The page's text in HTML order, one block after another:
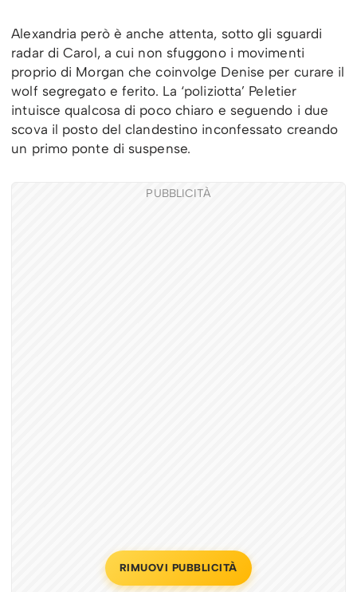
Alexandria però è anche attenta, sotto gli sguardi
radar di Carol, a cui non sfuggono i movimenti
proprio di Morgan che coinvolge Denise per curare il
wolf segregato e ferito. La ‘poliziotta’ Peletier
intuisce qualcosa di poco chiaro e seguendo i due
scova il posto del clandestino inconfessato creando
un primo ponte di suspense.
PUBBLICITÀ
RIMUOVI PUBBLICITÀ